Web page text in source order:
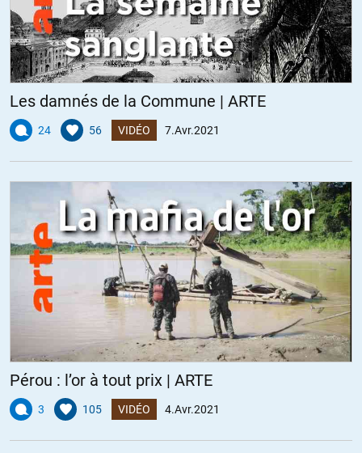
Les damnés de la Commune | ARTE
24 56 VIDÉO 7.Avr.2021
Pérou : l’or à tout prix | ARTE
3 105 VIDÉO 4.Avr.2021